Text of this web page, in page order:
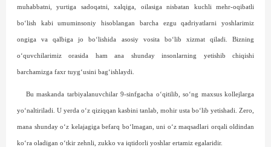
muhabbatni, yurtiga sadoqatni, xalqiga, oilasiga nisbatan kuchli mehr-oqibatli
bo‘lish kabi umuminsoniy hisoblangan barcha ezgu qadriyatlarni yoshlarimiz
ongiga va qalbiga jo bo‘lishida asosiy vosita bo‘lib xizmat qiladi. Bizning
o‘quvchilarimiz orasida ham ana shunday insonlarning yetishib chiqishi
barchamizga faxr tuyg‘usini bag‘ishlaydi.
Bu maskanda tarbiyalanuvchilar 9-sinfgacha o‘qitilib, so‘ng maxsus kollejlarga
yo‘naltiriladi. U yerda o‘z qiziqqan kasbini tanlab, mohir usta bo‘lib yetishadi. Zero,
mana shunday o‘z kelajagiga befarq bo‘lmagan, uni o‘z maqsadlari orqali oldindan
ko‘ra oladigan o‘tkir zehn­li, zukko va iqtidorli yoshlar ertamiz egalaridir.